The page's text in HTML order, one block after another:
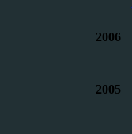
2006
2005